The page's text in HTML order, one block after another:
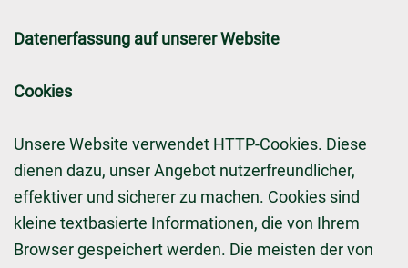
Datenerfassung auf unserer Website
Cookies
Unsere Website verwendet HTTP-Cookies. Diese
dienen dazu, unser Angebot nutzerfreundlicher,
effektiver und sicherer zu machen. Cookies sind
kleine textbasierte Informationen, die von Ihrem
Browser gespeichert werden. Die meisten der von